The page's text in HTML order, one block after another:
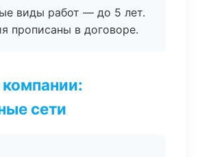
виды работ — до 5 лет.
прописаны в договоре.
сети